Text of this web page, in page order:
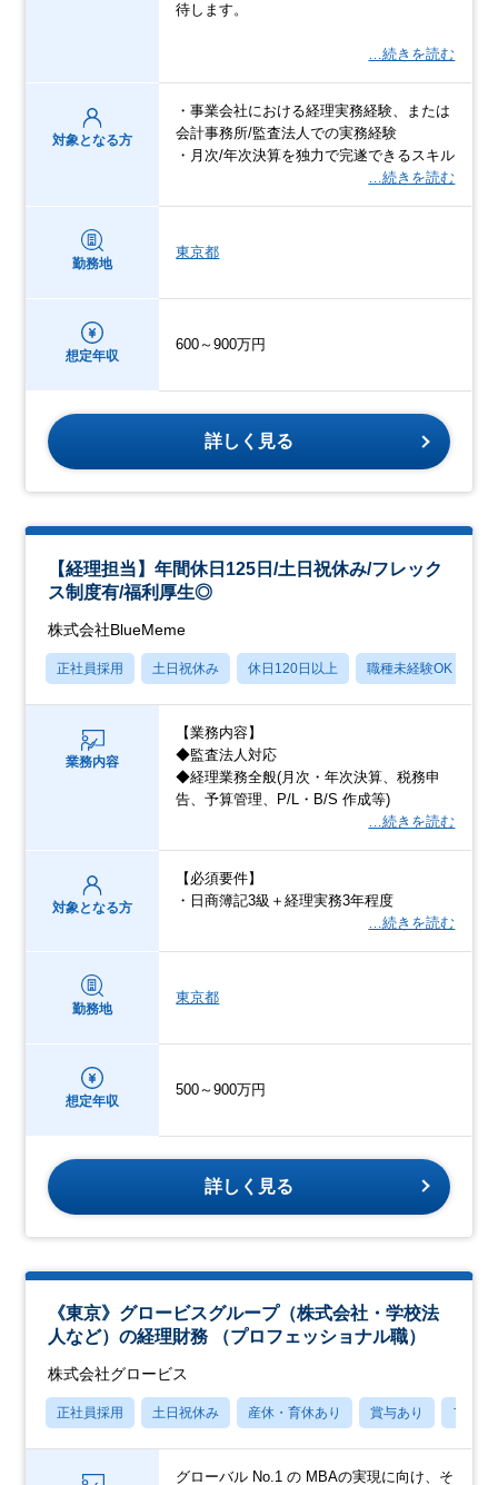
待します。
…続きを読む
対象となる方
・事業会社における経理実務経験、または
会計事務所/監査法人での実務経験
・月次/年次決算を独力で完遂できるスキル
…続きを読む
勤務地
東京都
想定年収
600～900万円
詳しく見る
【経理担当】年間休日125日/土日祝休み/フレック
ス制度有/福利厚生◎
株式会社BlueMeme
正社員採用 土日祝休み 休日120日以上 職種未経験OK
業務内容
【業務内容】
◆監査法人対応
◆経理業務全般(月次・年次決算、税務申
告、予算管理、P/L・B/S 作成等)
…続きを読む
対象となる方
【必須要件】
・日商簿記3級＋経理実務3年程度
…続きを読む
勤務地
東京都
想定年収
500～900万円
詳しく見る
《東京》グロービスグループ（株式会社・学校法
人など）の経理財務 （プロフェッショナル職）
株式会社グロービス
正社員採用 土日祝休み 産休・育休あり 賞与あり フレッ
グローバル No.1 の MBAの実現に向け、そ